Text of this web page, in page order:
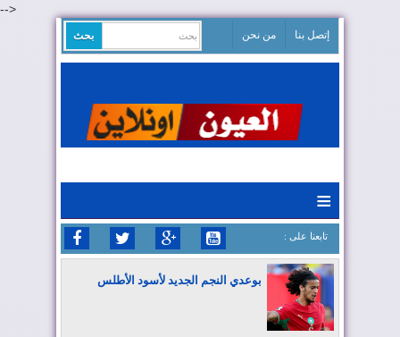
-->
إتصل بنا من نحن
≡
: تابعنا على
بوعدي النجم الجديد لأسود الأطلس